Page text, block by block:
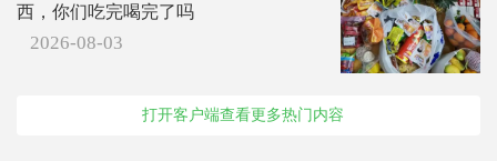
西，你们吃完喝完了吗
2026-08-03
打开客户端查看更多热门内容